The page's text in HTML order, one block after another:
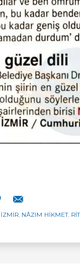
İZMİR, NÂZIM HIKMET,